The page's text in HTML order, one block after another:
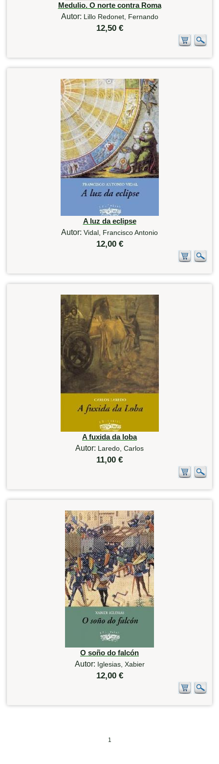
Medulio. O norte contra Roma
Autor: Lillo Redonet, Fernando
12,50 €
A luz da eclipse
Autor: Vidal, Francisco Antonio
12,00 €
A fuxida da loba
Autor: Laredo, Carlos
11,00 €
O soño do falcón
Autor: Iglesias, Xabier
12,00 €
1